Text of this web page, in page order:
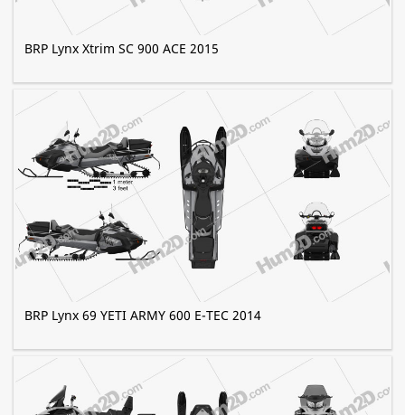
BRP Lynx Xtrim SC 900 ACE 2015
BRP Lynx 69 YETI ARMY 600 E-TEC 2014